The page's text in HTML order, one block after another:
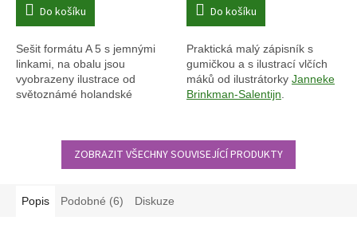
Do košíku
Sešit formátu A 5 s jemnými
linkami, na obalu jsou
vyobrazeny ilustrace od
světoznámé holandské
Do košíku
Praktická malý zápisník s
gumičkou a s ilustrací vlčích
máků od ilustrátorky Janneke
Brinkman-Salentijn
ZOBRAZIT VŠECHNY SOUVISEJÍCÍ PRODUKTY
Popis Podobné (6) Diskuze